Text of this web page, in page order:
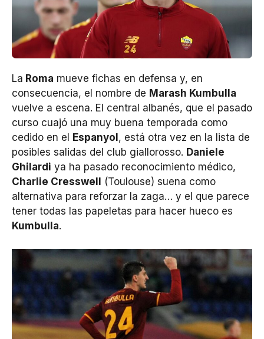
La Roma mueve fichas en defensa y, en
consecuencia, el nombre de Marash Kumbulla
vuelve a escena. El central albanés, que el pasado
curso cuajó una muy buena temporada como
cedido en el
Espanyol , está otra vez en la lista de
posibles salidas del club giallorosso. Daniele
Ghilardi ya ha pasado reconocimiento médico,
Charlie Cresswell
(Toulouse) suena como
alternativa para reforzar la zaga… y el que parece
tener todas las papeletas para hacer hueco es
Kumbulla.